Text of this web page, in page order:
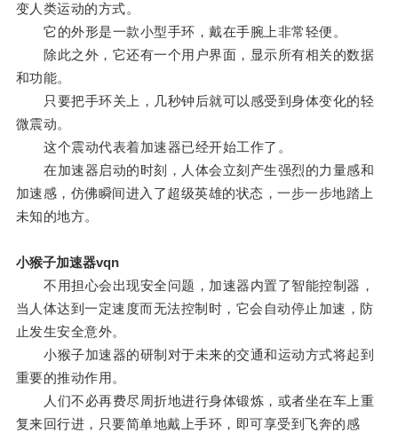
变人类运动的方式。
它的外形是一款小型手环，戴在手腕上非常轻便。
除此之外，它还有一个用户界面，显示所有相关的数据
和功能。
只要把手环关上，几秒钟后就可以感受到身体变化的轻
微震动。
这个震动代表着加速器已经开始工作了。
在加速器启动的时刻，人体会立刻产生强烈的力量感和
加速感，仿佛瞬间进入了超级英雄的状态，一步一步地踏上
未知的地方。
小猴子加速器vqn
不用担心会出现安全问题，加速器内置了智能控制器，
当人体达到一定速度而无法控制时，它会自动停止加速，防
止发生安全意外。
小猴子加速器的研制对于未来的交通和运动方式将起到
重要的推动作用。
人们不必再费尽周折地进行身体锻炼，或者坐在车上重
复来回行进，只要简单地戴上手环，即可享受到飞奔的感